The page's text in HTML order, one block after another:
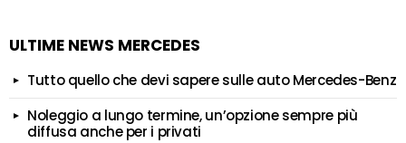
ULTIME NEWS MERCEDES
Tutto quello che devi sapere sulle auto Mercedes-Benz
Noleggio a lungo termine, un’opzione sempre più
diffusa anche per i privati